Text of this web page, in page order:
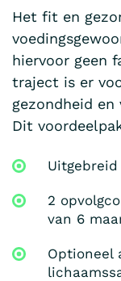
Het fit en
hiervoor geen
traject is er
gezondheid en
Dit
2
van 6
Optioneel